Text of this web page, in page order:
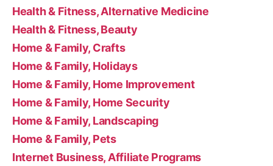
Health & Fitness, Alternative Medicine
Health & Fitness, Beauty
Home & Family, Crafts
Home & Family, Holidays
Home & Family, Home Improvement
Home & Family, Home Security
Home & Family, Landscaping
Home & Family, Pets
Internet Business, Affiliate Programs